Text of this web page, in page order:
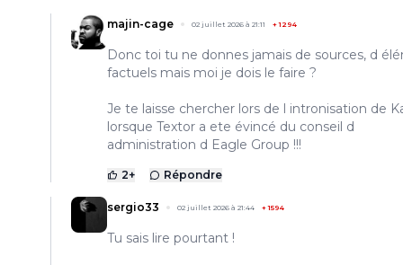
majin-cage 02 juillet 2026 à 21:11 +1294
Donc toi tu ne donnes jamais de sources, d
factuels mais moi je dois le faire ?
Je te laisse chercher lors de l intronisation de
lorsque Textor a ete évincé du conseil d
administration d Eagle Group !!!
2+ Répondre
sergio33 02 juillet 2026 à 21:44 +1594
Tu sais lire pourtant !